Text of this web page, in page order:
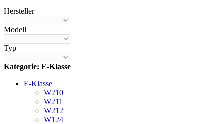
Hersteller
Modell
Typ
Kategorie: E-Klasse
E-Klasse
W210
W211
W212
W124